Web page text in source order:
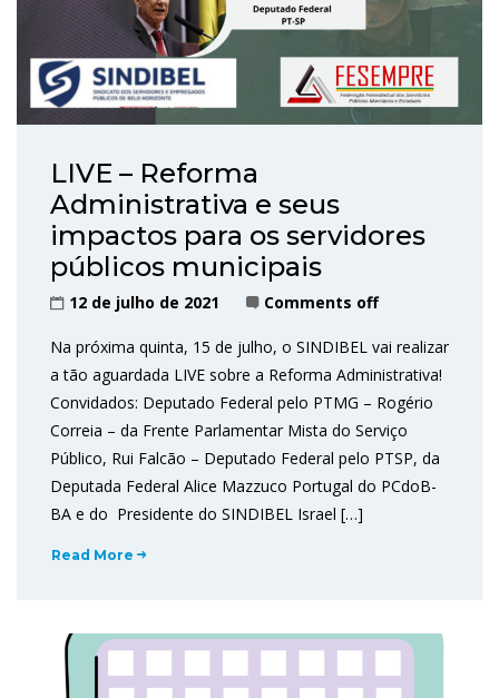
LIVE – Reforma
Administrativa e seus
impactos para os servidores
públicos municipais
12 de julho de 2021 Comments off
Na próxima quinta, 15 de julho, o SINDIBEL vai realizar
a tão aguardada LIVE sobre a Reforma Administrativa!
Convidados: Deputado Federal pelo PTMG – Rogério
Correia – da Frente Parlamentar Mista do Serviço
Público, Rui Falcão – Deputado Federal pelo PTSP, da
Deputada Federal Alice Mazzuco Portugal do PCdoB-
BA e do Presidente do SINDIBEL Israel […]
Read More